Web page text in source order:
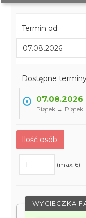
Termin od:
Dostępne
07.08.2026
Piątek → Piątek
Ilość osób:
(max. 6)
WYCIECZKA